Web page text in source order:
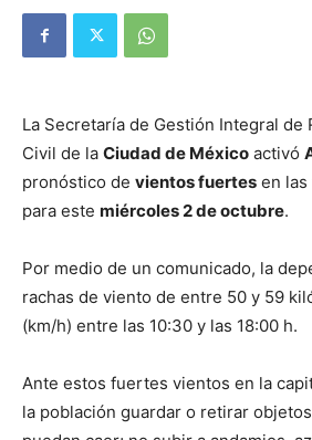
La Secretaría de Gestión Integral de
Civil de la Ciudad de México activó
pronóstico de vientos fuertes en las
para este miércoles 2 de octubre.
Por medio de un comunicado, la
rachas de viento de entre 50 y 59
(km/h) entre las 10:30 y las 18:00 h.
Ante estos fuertes vientos en la
la población guardar o retirar